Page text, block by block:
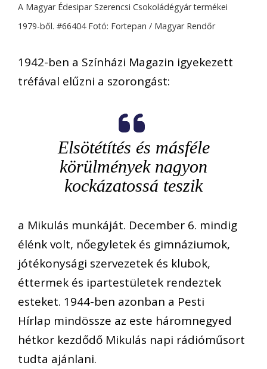
A Magyar Édesipar Szerencsi Csokoládégyár termékei
1979-ből. #66404 Fotó: Fortepan / Magyar Rendőr
1942-ben a Színházi Magazin igyekezett
tréfával elűzni a szorongást:
Elsötétítés és másféle
körülmények nagyon
kockázatossá teszik
a Mikulás munkáját. December 6. mindig
élénk volt, nőegyletek és gimnáziumok,
jótékonysági szervezetek és klubok,
éttermek és ipartestületek rendeztek
esteket. 1944-ben azonban a Pesti
Hírlap mindössze az este háromnegyed
hétkor kezdődő Mikulás napi rádióműsort
tudta ajánlani.